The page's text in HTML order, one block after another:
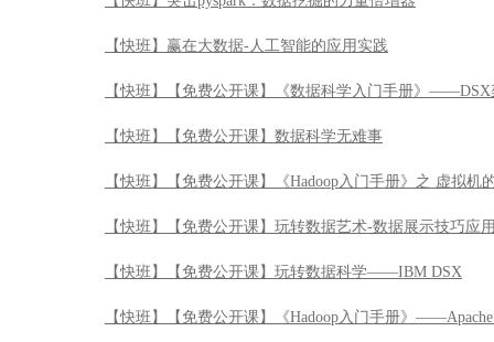
【快班】赢在大数据-人工智能的应用实践
【快班】【免费公开课】《数据科学入门手册》
【快班】【免费公开课】数据科学无难事
【快班】【免费公开课】《Hadoop入门手册》之 虚拟机
【快班】【免费公开课】玩转数据艺术-数据展示技巧应
【快班】【免费公开课】玩转数据科学——IBM DSX
【快班】【免费公开课】《Hadoop入门手册》